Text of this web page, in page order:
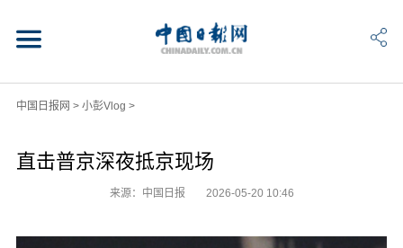
中国日报网 > 小彭Vlog >
直击普京深夜抵京现场
来源：中国日报 2026-05-20 10:46